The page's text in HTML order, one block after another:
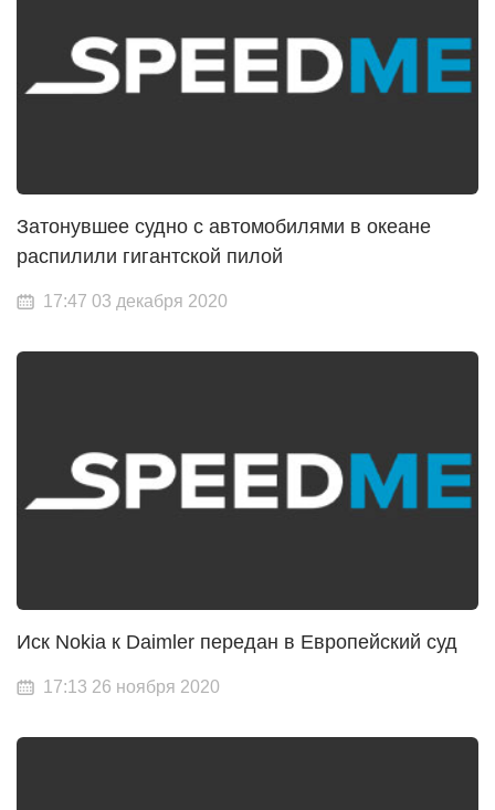
Затонувшее судно с автомобилями в океане
распилили гигантской пилой
17:47 03 декабря 2020
Иск Nokia к Daimler передан в Европейский суд
17:13 26 ноября 2020